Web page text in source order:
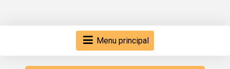
Menu principal